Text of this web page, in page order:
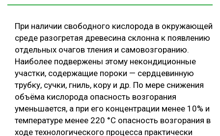
При наличии свободного кислорода в окружающей
среде разогретая древесина склонна к появлению
отдельных очагов тления и самовозгоранию.
Наиболее подвержены этому некондиционные
участки, содержащие пороки — сердцевинную
трубку, сучки, гниль, кору и др. По мере снижения
объёма кислорода опасность возгорания
уменьшается, а при его концентрации менее 10% и
температуре менее 220 °С опасность возгорания в
ходе технологического процесса практически